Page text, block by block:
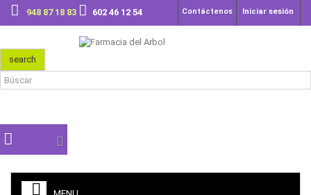
Iniciar sesión
Contáctenos
948 87 18 83 602 46 12 54
search